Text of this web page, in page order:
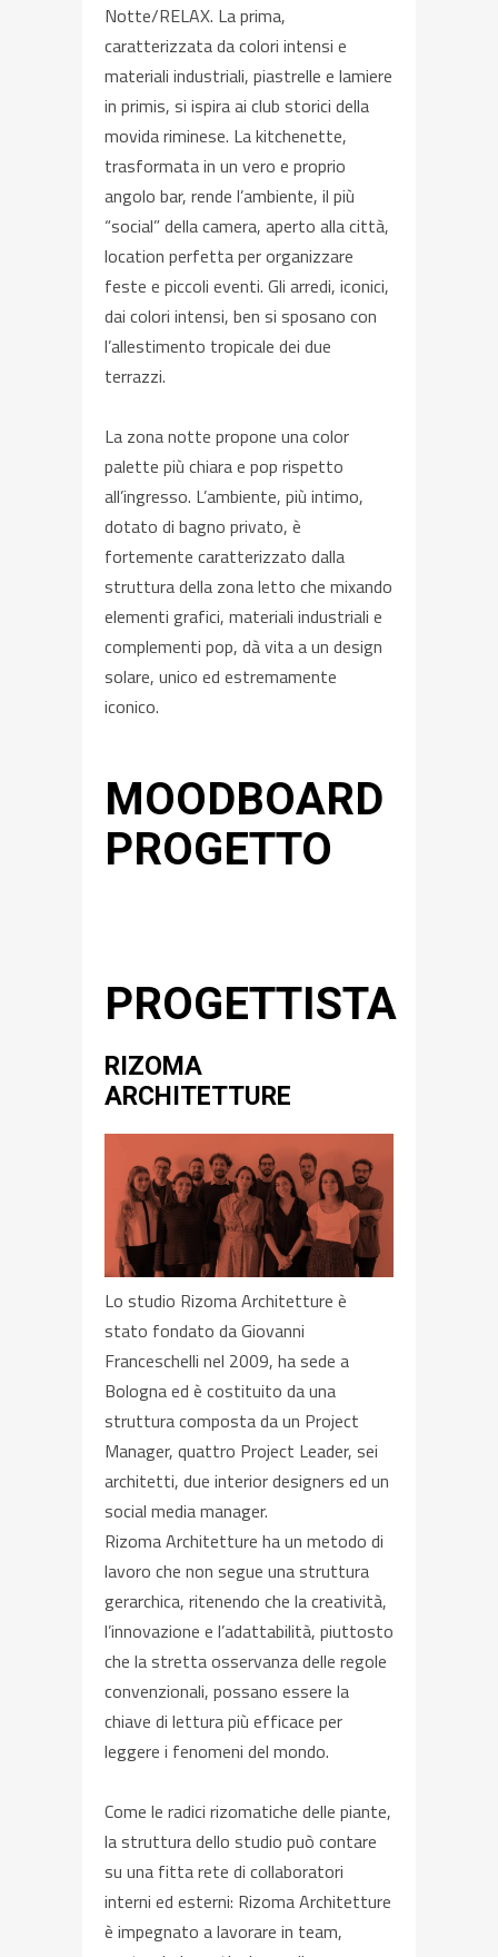
Notte/RELAX. La prima,
caratterizzata da colori intensi e
materiali industriali, piastrelle e lamiere
in primis, si ispira ai club storici della
movida riminese. La kitchenette,
trasformata in un vero e proprio
angolo bar, rende l’ambiente, il più
“social” della camera, aperto alla città,
location perfetta per organizzare
feste e piccoli eventi. Gli arredi, iconici,
dai colori intensi, ben si sposano con
l’allestimento tropicale dei due
terrazzi.
La zona notte propone una color
palette più chiara e pop rispetto
all’ingresso. L’ambiente, più intimo,
dotato di bagno privato, è
fortemente caratterizzato dalla
struttura della zona letto che mixando
elementi grafici, materiali industriali e
complementi pop, dà vita a un design
solare, unico ed estremamente
iconico.
MOODBOARD
PROGETTO
PROGETTISTA
RIZOMA
ARCHITETTURE
Lo studio Rizoma Architetture è
stato fondato da Giovanni
Franceschelli nel 2009, ha sede a
Bologna ed è costituito da una
struttura composta da un Project
Manager, quattro Project Leader, sei
architetti, due interior designers ed un
social media manager.
Rizoma Architetture ha un metodo di
lavoro che non segue una struttura
gerarchica, ritenendo che la creatività,
l’innovazione e l’adattabilità, piuttosto
che la stretta osservanza delle regole
convenzionali, possano essere la
chiave di lettura più efficace per
leggere i fenomeni del mondo.
Come le radici rizomatiche delle piante,
la struttura dello studio può contare
su una fitta rete di collaboratori
interni ed esterni: Rizoma Architetture
è impegnato a lavorare in team,